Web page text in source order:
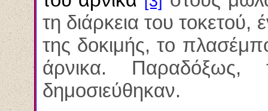
τη διάρκεια του
της δοκιμής, το
άρνικα. Παραδόξως,
δημοσιεύθηκαν.